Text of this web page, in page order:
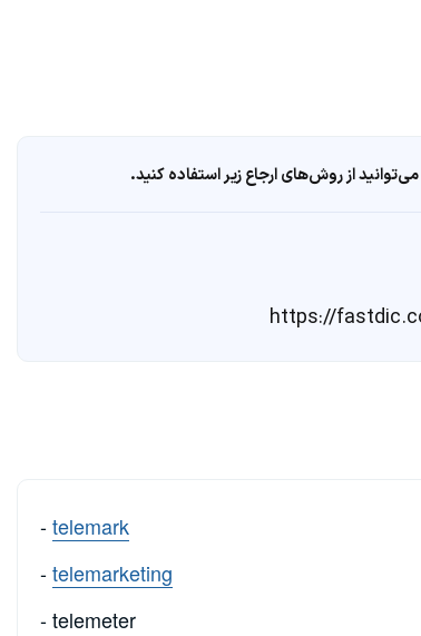
از روش‌های ارجاع زیر استفاده کنید.
-telemark
-telemarketing
- telemeter